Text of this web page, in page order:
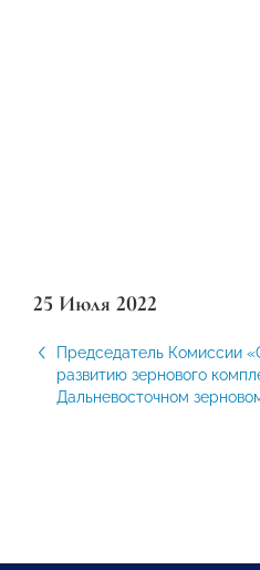
25 Июля 2022
Председатель
развитию зернового
Дальневосточном